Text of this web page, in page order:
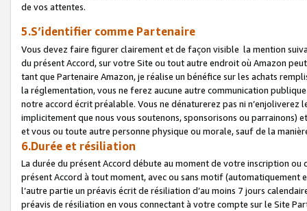
de vos attentes.
5.S’identifier comme Partenaire
Vous devez faire figurer clairement et de façon visible la mention
du présent Accord, sur votre Site ou tout autre endroit où Amazon
tant que Partenaire Amazon, je réalise un bénéfice sur les achats
la réglementation, vous ne ferez aucune autre communication
notre accord écrit préalable. Vous ne dénaturerez pas ni
implicitement que nous vous soutenons, sponsorisons ou parrainons)
et vous ou toute autre personne physique ou morale, sauf de la
6.Durée et résiliation
La durée du présent Accord débute au moment de votre inscription
présent Accord à tout moment, avec ou sans motif (automatiquement
l’autre partie un préavis écrit de résiliation d’au moins 7 jours
préavis de résiliation en vous connectant à votre compte sur le Site